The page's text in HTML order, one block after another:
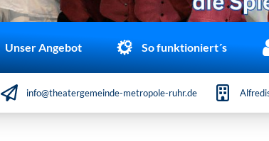
Unser Angebot So funktioniert´s
info@theatergemeinde-metropole-ruhr.de